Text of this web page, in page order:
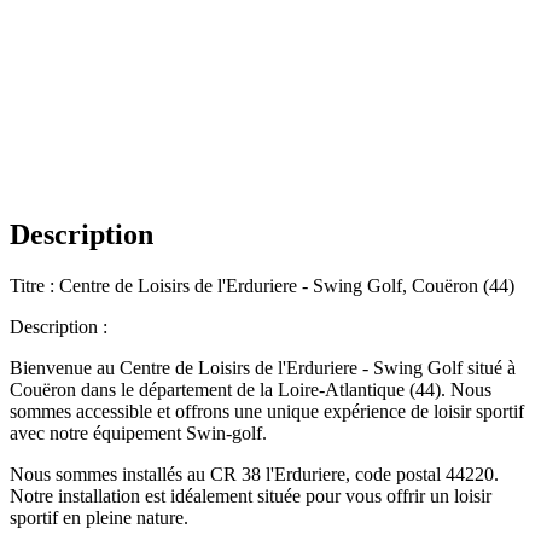
Description
Titre : Centre de Loisirs de l'Erduriere - Swing Golf, Couëron (44)
Description :
Bienvenue au Centre de Loisirs de l'Erduriere - Swing Golf situé à
Couëron dans le département de la Loire-Atlantique (44). Nous
sommes accessible et offrons une unique expérience de loisir sportif
avec notre équipement Swin-golf.
Nous sommes installés au CR 38 l'Erduriere, code postal 44220.
Notre installation est idéalement située pour vous offrir un loisir
sportif en pleine nature.